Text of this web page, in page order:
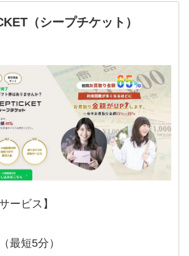
（シープチケット）
ービス】
最短5分）